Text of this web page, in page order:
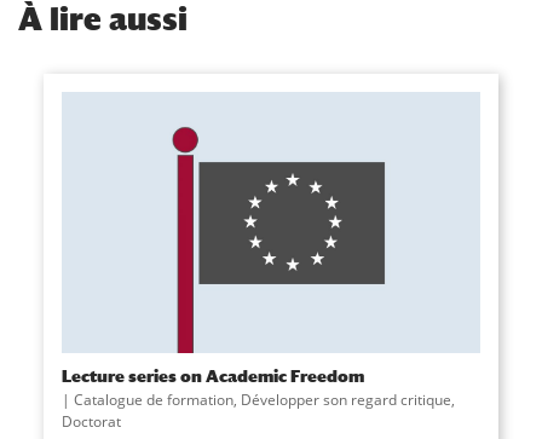
À lire aussi
Lecture series on Academic Freedom
Catalogue de formation, Développer son regard critique,
Doctorat